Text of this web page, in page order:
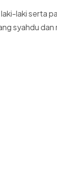
laki serta
syahdu dan